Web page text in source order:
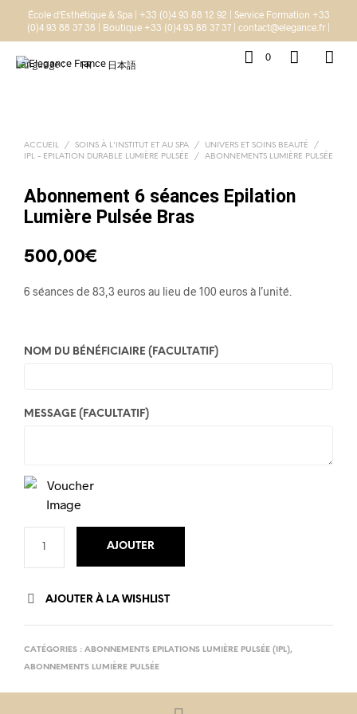
École d'Esthétique & Spa | +33 (0)4 93 88 12 92 | Service Formation +33
(0)4 93 88 37 38 | Boutique +33 (0)4 93 88 37 37 | contact@elegance.fr |
Language : FR 日本語
0
ACCUEIL / SOINS À L'INSTITUT ET AU SPA / UNIVERS ET SOINS BEAUTÉ
/
IPL - EPILATION DURABLE LUMIÈRE PULSÉE
/ ABONNEMENTS LUMIÈRE PULSÉE
Abonnement 6 séances Epilation
Lumière Pulsée Bras
500,00€
6 séances de 83,3 euros au lieu de 100 euros à l’unité.
NOM DU BÉNÉFICIAIRE (FACULTATIF)
MESSAGE (FACULTATIF)
AJOUTER
AJOUTER À LA WISHLIST
CATÉGORIES : ABONNEMENTS EPILATIONS LUMIÈRE PULSÉE (IPL),
ABONNEMENTS LUMIÈRE PULSÉE